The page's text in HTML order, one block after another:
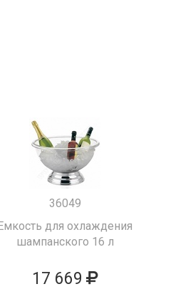
36049
для охлаждения
шампанского 16 л
17 669